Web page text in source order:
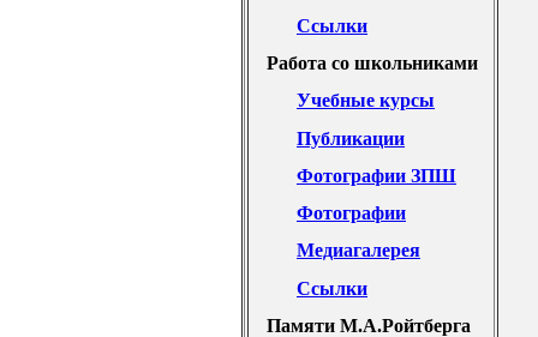
Ссылки
Работа со школьниками
Учебные курсы
Публикации
Фотографии ЗПШ
Фотографии
Медиагалерея
Ссылки
Памяти М.А.Ройтберга